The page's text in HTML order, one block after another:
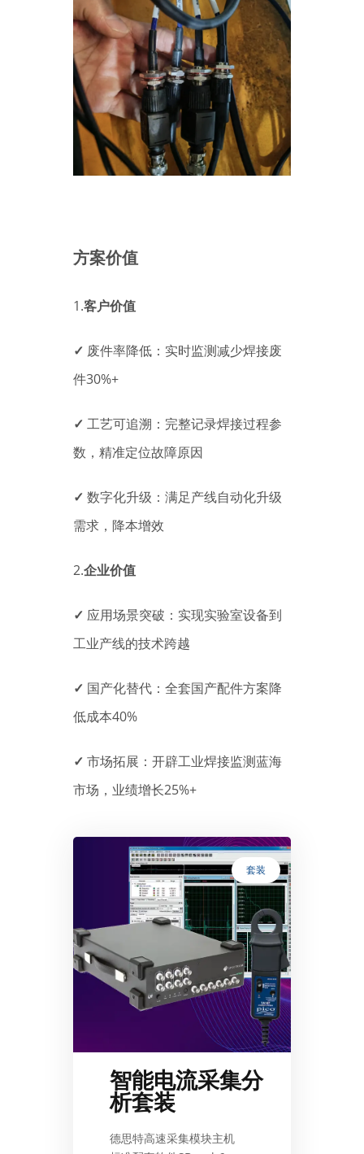
方案价值
1.客户价值
✓ 废件率降低：实时监测减少焊接废
件30%+
✓ 工艺可追溯：完整记录焊接过程参
数，精准定位故障原因
✓ 数字化升级：满足产线自动化升级
需求，降本增效
2.企业价值
✓ 应用场景突破：实现实验室设备到
工业产线的技术跨越
✓ 国产化替代：全套国产配件方案降
低成本40%
✓ 市场拓展：开辟工业焊接监测蓝海
市场，业绩增长25%+
套装
智能电流采集分
析套装
德思特高速采集模块主机